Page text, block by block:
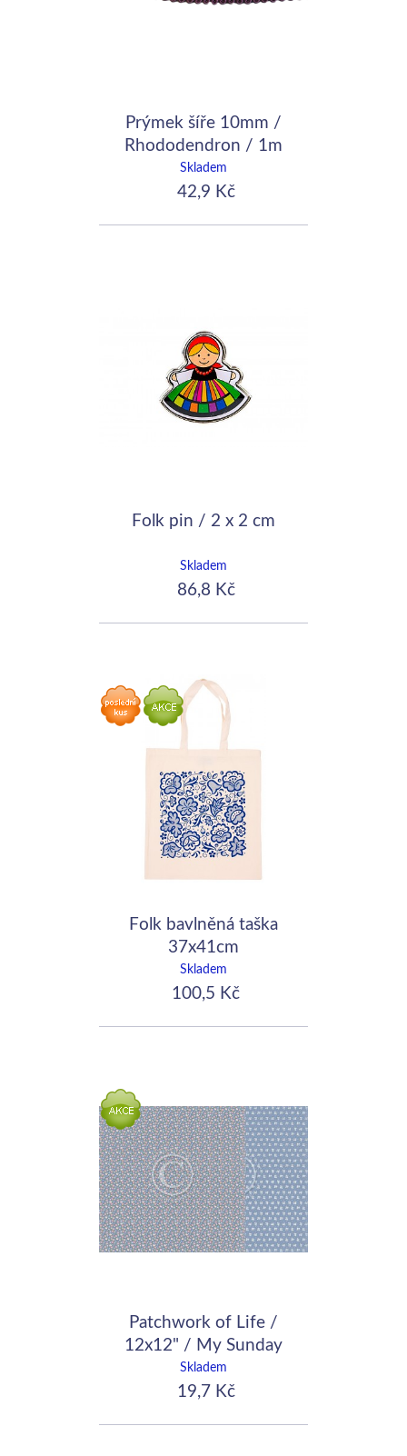
Prýmek šíře 10mm /
Rhododendron / 1m
Skladem
42,9 Kč
Folk pin / 2 x 2 cm
Skladem
86,8 Kč
Folk bavlněná taška
37x41cm
Skladem
100,5 Kč
Patchwork of Life /
12x12" / My Sunday
best
Skladem
19,7 Kč